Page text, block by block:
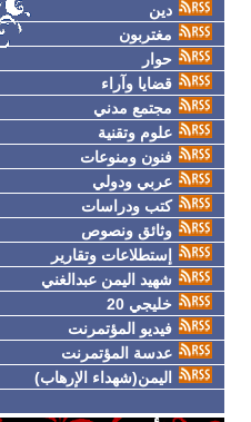
دين
مغتربون
حوار
قضايا وآراء
مجتمع مدني
علوم وتقنية
فنون ومنوعات
عربي ودولي
كتب ودراسات
وثائق ونصوص
إستطلاعات وتقارير
شهيد اليمن عبدالغني
خليجي 20
فيديو المؤتمرنت
عدسة المؤتمرنت
اليمن(شهداء الإرهاب)